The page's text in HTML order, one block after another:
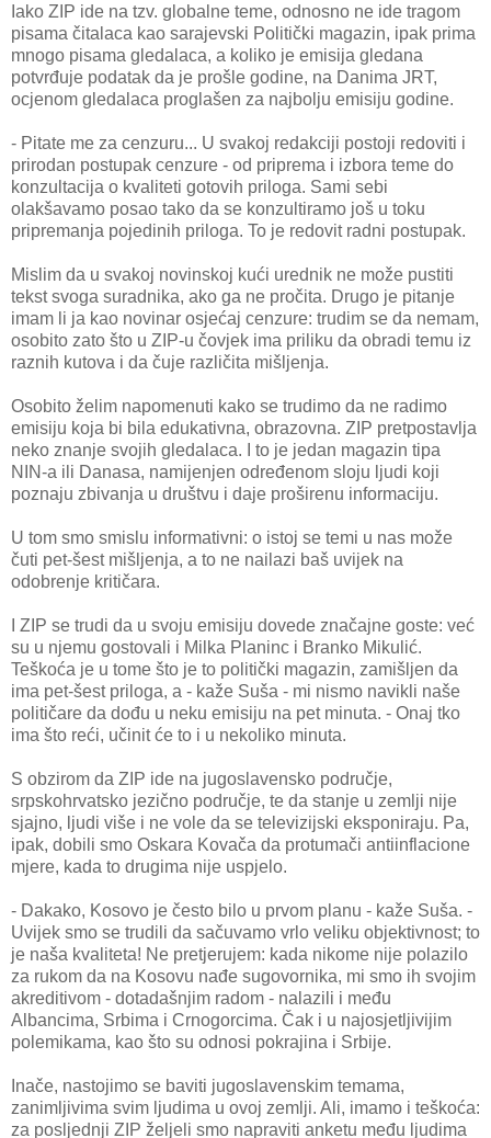
Iako ZIP ide na tzv. globalne teme, odnosno ne ide tragom
pisama čitalaca kao sarajevski Politički magazin, ipak prima
mnogo pisama gledalaca, a koliko je emisija gledana
potvrđuje podatak da je prošle godine, na Danima JRT,
ocjenom gledalaca proglašen za najbolju emisiju godine.
- Pitate me za cenzuru... U svakoj redakciji postoji redoviti i
prirodan postupak cenzure - od priprema i izbora teme do
konzultacija o kvaliteti gotovih priloga. Sami sebi
olakšavamo posao tako da se konzultiramo još u toku
pripremanja pojedinih priloga. To je redovit radni postupak.
Mislim da u svakoj novinskoj kući urednik ne može pustiti
tekst svoga suradnika, ako ga ne pročita. Drugo je pitanje
imam li ja kao novinar osjećaj cenzure: trudim se da nemam,
osobito zato što u ZIP-u čovjek ima priliku da obradi temu iz
raznih kutova i da čuje različita mišljenja.
Osobito želim napomenuti kako se trudimo da ne radimo
emisiju koja bi bila edukativna, obrazovna. ZIP pretpostavlja
neko znanje svojih gledalaca. I to je jedan magazin tipa
NIN-a ili Danasa, namijenjen određenom sloju ljudi koji
poznaju zbivanja u društvu i daje proširenu informaciju.
U tom smo smislu informativni: o istoj se temi u nas može
čuti pet-šest mišljenja, a to ne nailazi baš uvijek na
odobrenje kritičara.
I ZIP se trudi da u svoju emisiju dovede značajne goste: već
su u njemu gostovali i Milka Planinc i Branko Mikulić.
Teškoća je u tome što je to politički magazin, zamišljen da
ima pet-šest priloga, a - kaže Suša - mi nismo navikli naše
političare da dođu u neku emisiju na pet minuta. - Onaj tko
ima što reći, učinit će to i u nekoliko minuta.
S obzirom da ZIP ide na jugoslavensko područje,
srpskohrvatsko jezično područje, te da stanje u zemlji nije
sjajno, ljudi više i ne vole da se televizijski eksponiraju. Pa,
ipak, dobili smo Oskara Kovača da protumači antiinflacione
mjere, kada to drugima nije uspjelo.
- Dakako, Kosovo je često bilo u prvom planu - kaže Suša. -
Uvijek smo se trudili da sačuvamo vrlo veliku objektivnost; to
je naša kvaliteta! Ne pretjerujem: kada nikome nije polazilo
za rukom da na Kosovu nađe sugovornika, mi smo ih svojim
akreditivom - dotadašnjim radom - nalazili i među
Albancima, Srbima i Crnogorcima. Čak i u najosjetljivijim
polemikama, kao što su odnosi pokrajina i Srbije.
Inače, nastojimo se baviti jugoslavenskim temama,
zanimljivima svim ljudima u ovoj zemlji. Ali, imamo i teškoća:
za posljednji ZIP željeli smo napraviti anketu među ljudima